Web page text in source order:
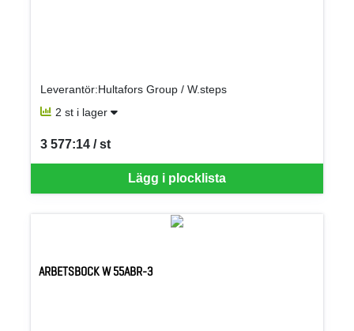
Leverantör:Hultafors Group / W.steps
2 st i lager
Lägg i plocklista
3 577:14 / st
SEK per ST
ARBETSBOCK W 55ABR-3